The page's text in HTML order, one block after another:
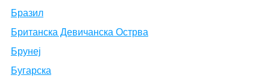
Бразил
Британска Девичанска Острва
Брунеј
Бугарска